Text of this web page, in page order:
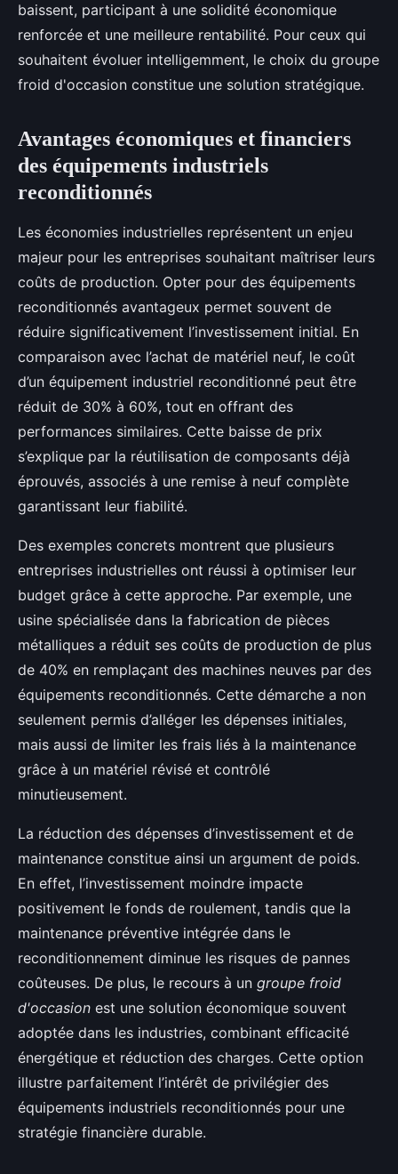
baissent, participant à une solidité économique
renforcée et une meilleure rentabilité. Pour ceux qui
souhaitent évoluer intelligemment, le choix du groupe
froid d'occasion constitue une solution stratégique.
Avantages économiques et financiers
des équipements industriels
reconditionnés
Les économies industrielles représentent un enjeu
majeur pour les entreprises souhaitant maîtriser leurs
coûts de production. Opter pour des équipements
reconditionnés avantageux permet souvent de
réduire significativement l’investissement initial. En
comparaison avec l’achat de matériel neuf, le coût
d’un équipement industriel reconditionné peut être
réduit de 30% à 60%, tout en offrant des
performances similaires. Cette baisse de prix
s’explique par la réutilisation de composants déjà
éprouvés, associés à une remise à neuf complète
garantissant leur fiabilité.
Des exemples concrets montrent que plusieurs
entreprises industrielles ont réussi à optimiser leur
budget grâce à cette approche. Par exemple, une
usine spécialisée dans la fabrication de pièces
métalliques a réduit ses coûts de production de plus
de 40% en remplaçant des machines neuves par des
équipements reconditionnés. Cette démarche a non
seulement permis d’alléger les dépenses initiales,
mais aussi de limiter les frais liés à la maintenance
grâce à un matériel révisé et contrôlé
minutieusement.
La réduction des dépenses d’investissement et de
maintenance constitue ainsi un argument de poids.
En effet, l’investissement moindre impacte
positivement le fonds de roulement, tandis que la
maintenance préventive intégrée dans le
reconditionnement diminue les risques de pannes
coûteuses. De plus, le recours à un groupe froid
d'occasion est une solution économique souvent
adoptée dans les industries, combinant efficacité
énergétique et réduction des charges. Cette option
illustre parfaitement l’intérêt de privilégier des
équipements industriels reconditionnés pour une
stratégie financière durable.